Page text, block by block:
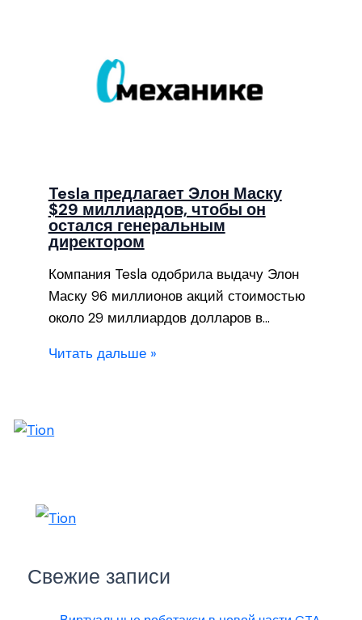
Tesla предлагает Элон Маску
$29 миллиардов, чтобы он
остался генеральным
директором
Компания Tesla одобрила выдачу Элон
Маску 96 миллионов акций стоимостью
около 29 миллиардов долларов в…
Читать дальше »
Свежие записи